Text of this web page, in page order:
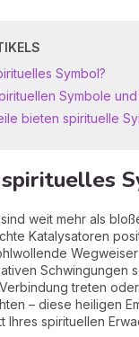
Symbol?
Symbole
bieten spirituelle
weit mehr als
Katalysatoren
Wegweiser
Schwingungen
treten
– diese heiligen
Ihres spirituellen